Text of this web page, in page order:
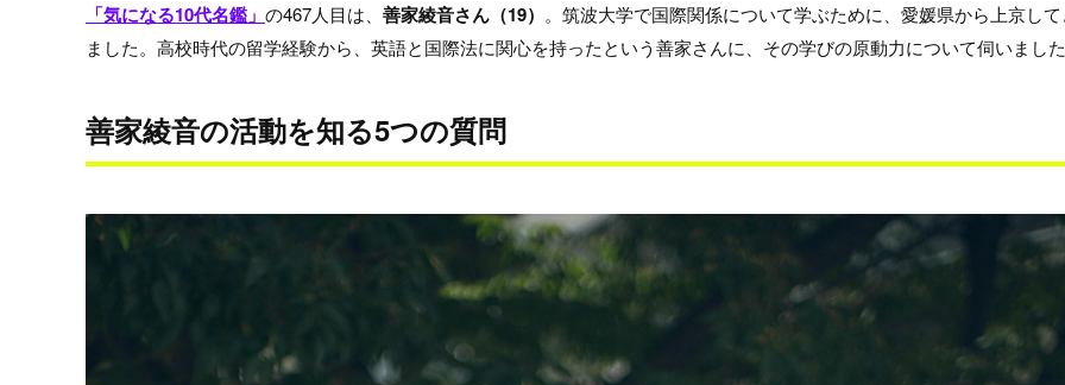
「気になる10代名鑑」 の467人目は、 善家綾音さん（19） 。筑波大学で国際関係について学ぶために、愛媛県から上京し
ました。高校時代の留学経験から、英語と国際法に関心を持ったという善家さんに、その学びの原動力について伺いまし
善家綾音の活動を知る5つの質問